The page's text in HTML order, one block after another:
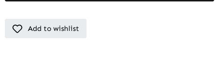
Add to wishlist